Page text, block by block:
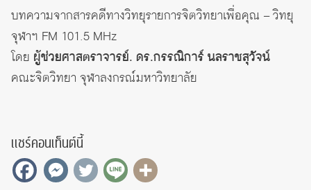
บทความจากสารคดีทางวิทยุรายการจิตวิทยาเพื่อคุณ – วิทยุ
จุฬาฯ FM 101.5 MHz
โดย ผู้ช่วยศาสตราจารย์. ดร.กรรณิการ์ นลราชสุวัจน์
คณะจิตวิทยา จุฬาลงกรณ์มหาวิทยาลัย
แชร์คอนเท็นต์นี้